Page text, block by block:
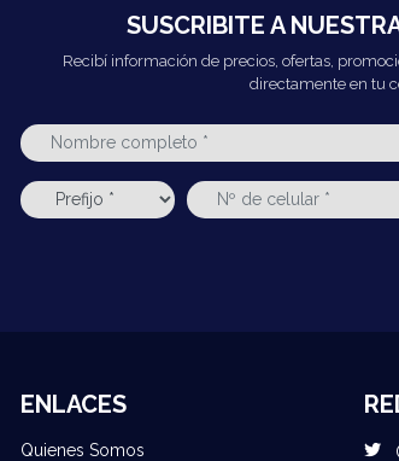
SUSCRIBITE A
Recibí información de precios, ofertas,
directamente en tu
ENLACES
Quienes Somos